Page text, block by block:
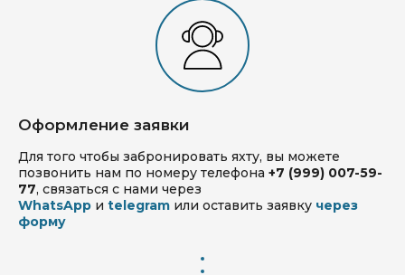
Оформление заявки
Для того чтобы забронировать яхту, вы можете
позвонить нам по номеру телефона +7 (999) 007-59-
77, связаться с нами через
WhatsApp и telegram или оставить заявку через
форму